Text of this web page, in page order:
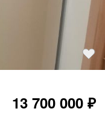
13 700 000 ₽